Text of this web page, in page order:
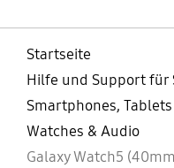
Startseite
Hilfe und Support für
Smartphones,
Watches & Audio
Galaxy Watch5